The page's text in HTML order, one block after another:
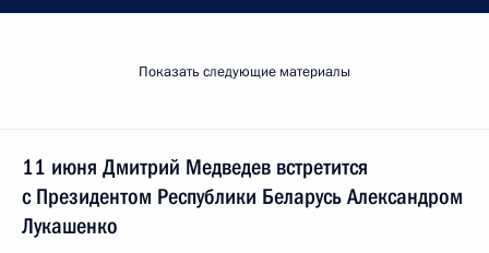
Показать следующие материалы
11 июня Дмитрий Медведев встретится
с Президентом Республики Беларусь Александром
Лукашенко